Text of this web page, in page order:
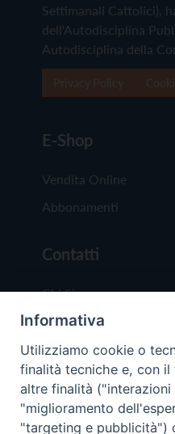
Settimanali Cattolici),
dell'Autodisciplina
Autodisciplina della
E-Shop
Vendita Online
Abbonamenti
Contatti
Chi Siamo
Redazione
Scrivici
Informativa
Utilizziamo cookie o
finalità tecniche e, con il
altre finalità
"miglioramento
"targeting e pubblicità")